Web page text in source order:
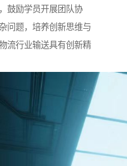
鼓励学员开展团队协
问题，培养创新思维与
流行业输送具有创新精